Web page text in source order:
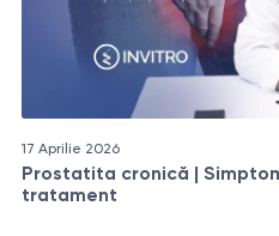
17 Aprilie 2026
Prostatita cronică |
tratament